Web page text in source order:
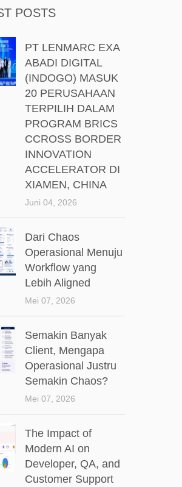
POSTS
PT LENMARC EXA
ABADI DIGITAL
(INDOGO) MASUK
20 PERUSAHAAN
TERPILIH DALAM
PROGRAM BRICS
CCROSS BORDER
INNOVATION
ACCELERATOR DI
XIAMEN, CHINA
Juni 04, 2026
Dari Chaos
Operasional Menuju
Workflow yang
Lebih Aligned
Mei 07, 2026
Semakin Banyak
Client, Mengapa
Operasional Justru
Semakin Chaos?
Mei 07, 2026
The Impact of
Modern AI on
Developer, QA, and
Customer Support